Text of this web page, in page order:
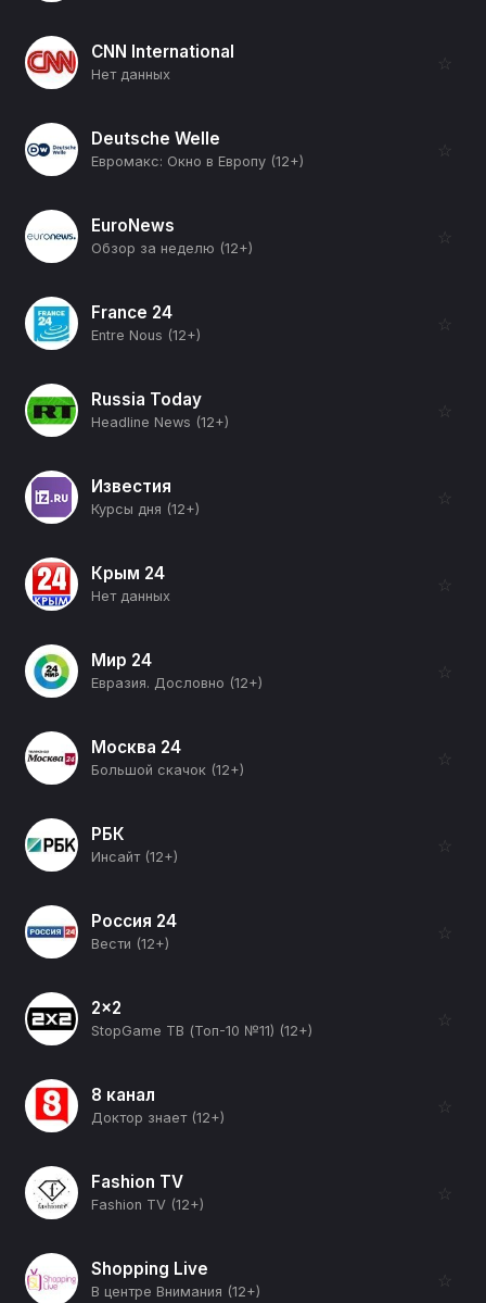
CNN International
Нет данных
☆
Deutsche Welle
Евромакс: Окно в Европу (12+)
☆
EuroNews
Обзор за неделю (12+)
☆
France 24
Entre Nous (12+)
☆
Russia Today
Headline News (12+)
☆
Известия
Курсы дня (12+)
☆
Крым 24
Нет данных
☆
Мир 24
Евразия. Дословно (12+)
☆
Москва 24
Большой скачок (12+)
☆
РБК
Инсайт (12+)
☆
Россия 24
Вести (12+)
☆
2x2
StopGame ТВ (Топ-10 №11) (12+)
☆
8 канал
Доктор знает (12+)
☆
Fashion TV
Fashion TV (12+)
☆
Shopping Live
В центре Внимания (12+)
☆